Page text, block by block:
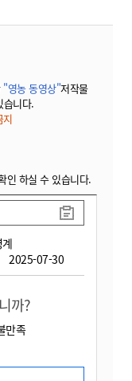
"영농 동영상"저작물
습니다.
지
인 하실 수 있습니다.
2025-07-30
까?
만족